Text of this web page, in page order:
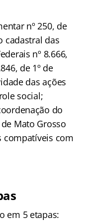
nº 250, de
cadastral das
nº 8.666,
de 1º de
das ações
social;
do
Mato Grosso
compatíveis com
em 5 etapas: